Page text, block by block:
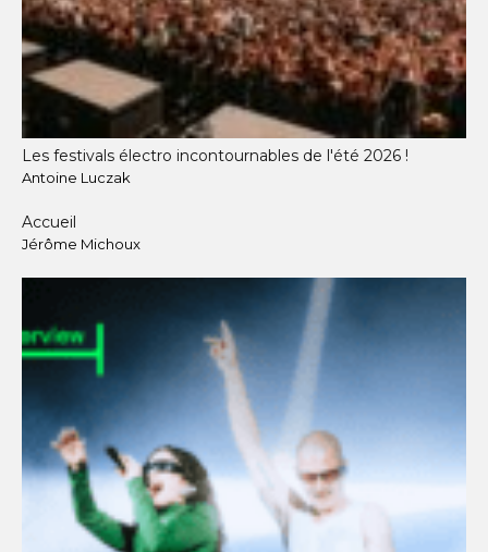
Les festivals électro incontournables de l'été 2026 !
Antoine Luczak
Accueil
Jérôme Michoux